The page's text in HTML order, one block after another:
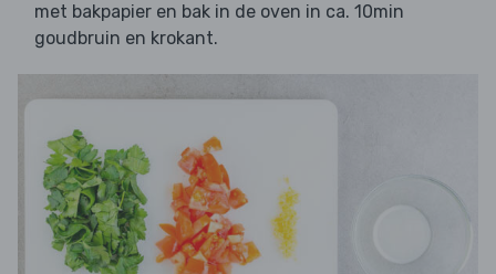
met bakpapier en bak in de oven in ca. 10min
goudbruin en krokant.